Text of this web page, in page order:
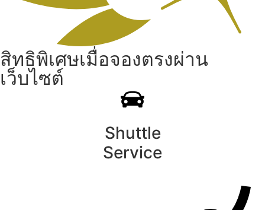
สิทธิพิเศษเมื่อจองตรงผ่าน
เว็บไซต์
Shuttle
Service